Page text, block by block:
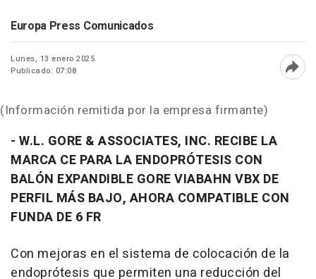
Europa Press Comunicados
Lunes, 13 enero 2025
Publicado: 07:08
(Información remitida por la empresa firmante)
- W.L. GORE & ASSOCIATES, INC. RECIBE LA
MARCA CE PARA LA ENDOPRÓTESIS CON
BALÓN EXPANDIBLE GOREVIABAHN VBX DE
PERFIL MÁS BAJO, AHORA COMPATIBLE CON
FUNDA DE 6 FR
Con mejoras en el sistema de colocación de la
endoprótesis que permiten una reducción del